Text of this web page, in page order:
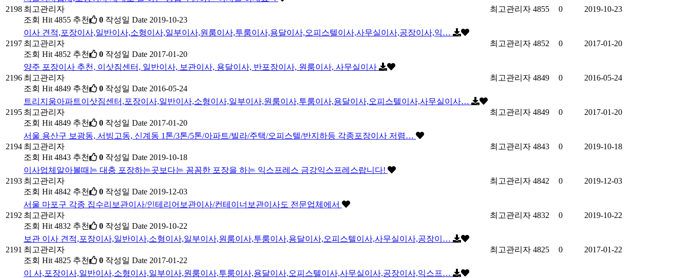
2198 최고관리자
조회 Hit 4855 추천 0 작성일 Date 2019-10-23
최고관리자 4855 0 2019-10-23
2197
이사 견적,포장이사,일반이사,소형이사,일부이사,원룸이사,투룸이사,용달이사,오피스텔이사,사무실이사,공장이사,익…
최고관리자
조회 Hit 4852 추천 0 작성일 Date 2017-01-20
최고관리자 4852 0 2017-01-20
2196
양주 포장이사 추천, 이삿짐센터, 일반이사, 보관이사, 용달이사, 반포장이사, 원룸이사, 사무실이사
최고관리자
조회 Hit 4849 추천 0 작성일 Date 2016-05-24
최고관리자 4849 0 2016-05-24
2195
트리지움아파트이삿짐센터,포장이사,일반이사,소형이사,일부이사,원룸이사,투룸이사,용달이사,오피스텔이사,사무실이사…
최고관리자
조회 Hit 4849 추천 0 작성일 Date 2017-01-20
최고관리자 4849 0 2017-01-20
2194
서울 용산구 보광동, 서빙고동, 신계동 1톤/3톤/5톤/아파트/빌라/주택/오피스텔/반지하등 각종포장이사 저렴…
최고관리자
조회 Hit 4843 추천 0 작성일 Date 2019-10-18
최고관리자 4843 0 2019-10-18
2193
이사업체알아볼때는 대충 포장하는곳보다는 꼼꼼한 포장을 하는 익스프레스 금강익스프레스랍니다!
최고관리자
조회 Hit 4842 추천 0 작성일 Date 2019-12-03
최고관리자 4842 0 2019-12-03
2192
서울 마포구 각종 집수리보관이사/인테리어보관이사/컨테이너보관이사도 전문업체에서
최고관리자
조회 Hit 4832 추천 0 작성일 Date 2019-10-22
최고관리자 4832 0 2019-10-22
2191
보관 이사 견적,포장이사,일반이사,소형이사,일부이사,원룸이사,투룸이사,용달이사,오피스텔이사,사무실이사,공장이…
최고관리자
조회 Hit 4825 추천 0 작성일 Date 2017-01-22
최고관리자 4825 0 2017-01-22
이 사,포장이사,일반이사,소형이사,일부이사,원룸이사,투룸이사,용달이사,오피스텔이사,사무실이사,공장이사,익스프…